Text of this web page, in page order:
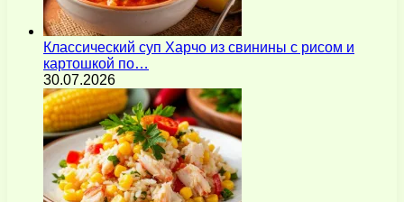
Классический суп Харчо из свинины с рисом и
картошкой по…
30.07.2026